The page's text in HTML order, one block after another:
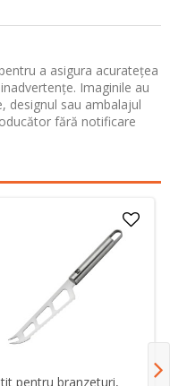
a asigura acuratețea
Imaginile au
designul sau ambalajul
fără notificare
pentru branzeturi,